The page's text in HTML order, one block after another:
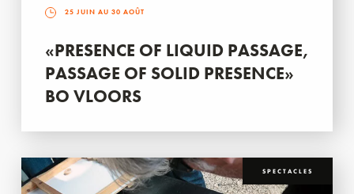
25 JUIN AU 30 AOÛT
«PRESENCE OF LIQUID PASSAGE,
PASSAGE OF SOLID PRESENCE»
BO VLOORS
SPECTACLES